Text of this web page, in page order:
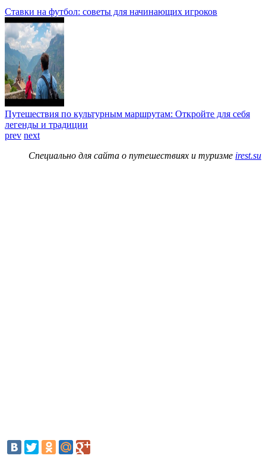
Ставки на футбол: советы для начинающих игроков
Путешествия по культурным маршрутам: Откройте для себя
легенды и традиции
prev next
Специально для сайта о путешествиях и туризме irest.su